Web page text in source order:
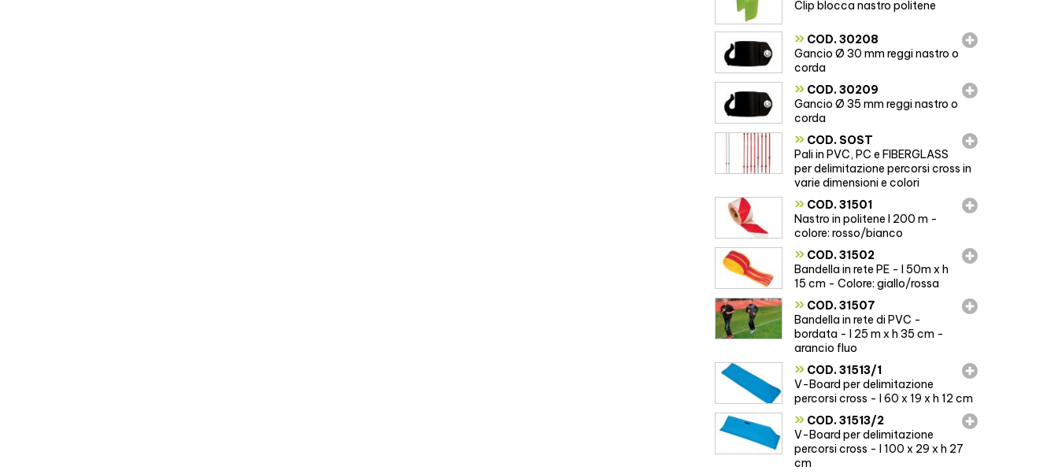
Clip blocca nastro politene
» COD. 30208
Gancio Ø 30 mm reggi nastro o
corda
» COD. 30209
Gancio Ø 35 mm reggi nastro o
corda
» COD. SOST
Pali in PVC, PC e FIBERGLASS
per delimitazione percorsi cross in
varie dimensioni e colori
» COD. 31501
Nastro in politene l 200 m -
colore: rosso/bianco
» COD. 31502
Bandella in rete PE - l 50m x h
15 cm - Colore: giallo/rossa
» COD. 31507
Bandella in rete di PVC -
bordata - l 25 m x h 35 cm -
arancio fluo
» COD. 31513/1
V-Board per delimitazione
percorsi cross - l 60 x 19 x h 12 cm
» COD. 31513/2
V-Board per delimitazione
percorsi cross - l 100 x 29 x h 27
cm